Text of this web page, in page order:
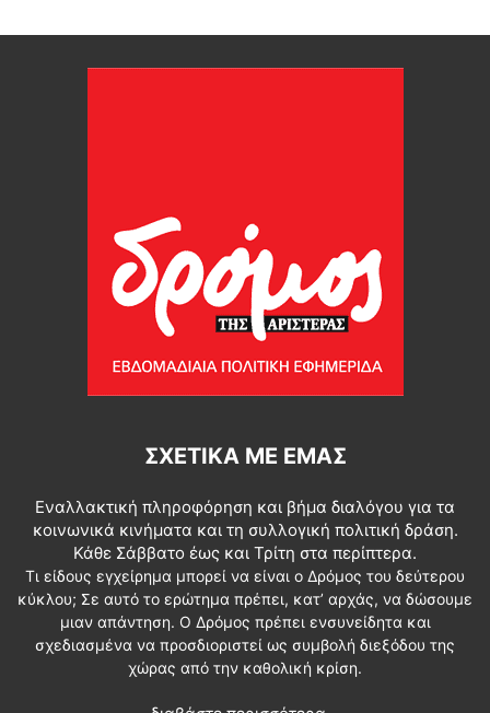
ΣΧΕΤΙΚΆ ΜΕ ΕΜΆΣ
Εναλλακτική πληροφόρηση και βήμα διαλόγου για τα
κοινωνικά κινήματα και τη συλλογική πολιτική δράση.
Κάθε Σάββατο έως και Τρίτη στα περίπτερα.
Τι είδους εγχείρημα μπορεί να είναι ο Δρόμος του δεύτερου
κύκλου; Σε αυτό το ερώτημα πρέπει, κατ’ αρχάς, να δώσουμε
μιαν απάντηση. Ο Δρόμος πρέπει ενσυνείδητα και
σχεδιασμένα να προσδιοριστεί ως συμβολή διεξόδου της
χώρας από την καθολική κρίση.